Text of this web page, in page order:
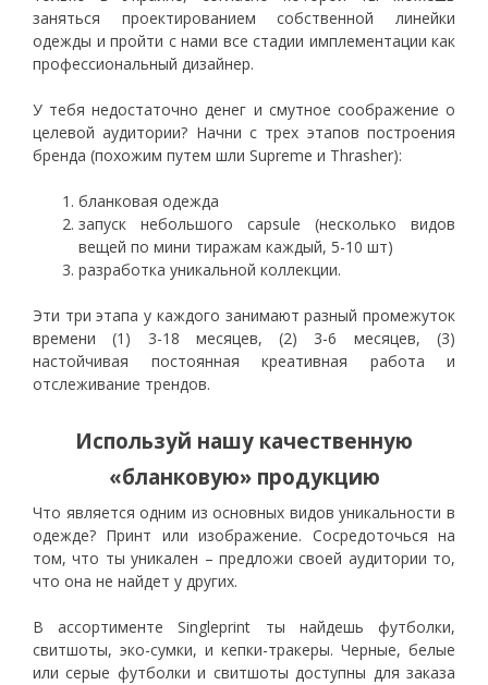
заняться проектированием собственной линейки
одежды и пройти с нами все стадии имплементации как
профессиональный дизайнер.
У тебя недостаточно денег и смутное соображение о
целевой аудитории? Начни с трех этапов построения
бренда (похожим путем шли Supreme и Thrasher):
бланковая одежда
запуск небольшого capsule (несколько видов
вещей по мини тиражам каждый, 5-10 шт)
разработка уникальной коллекции.
Эти три этапа у каждого занимают разный промежуток
времени (1) 3-18 месяцев, (2) 3-6 месяцев, (3)
настойчивая постоянная креативная работа и
отслеживание трендов.
Используй нашу качественную
«бланковую» продукцию
Что является одним из основных видов уникальности в
одежде? Принт или изображение. Сосредоточься на
том, что ты уникален – предложи своей аудитории то,
что она не найдет у других.
В ассортименте Singleprint ты найдешь футболки,
свитшоты, эко-сумки, и кепки-тракеры. Черные, белые
или серые футболки и свитшоты доступны для заказа